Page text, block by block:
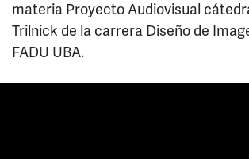
materia Proyecto Audiovisual
Trilnick de la carrera Diseño de
FADU UBA.